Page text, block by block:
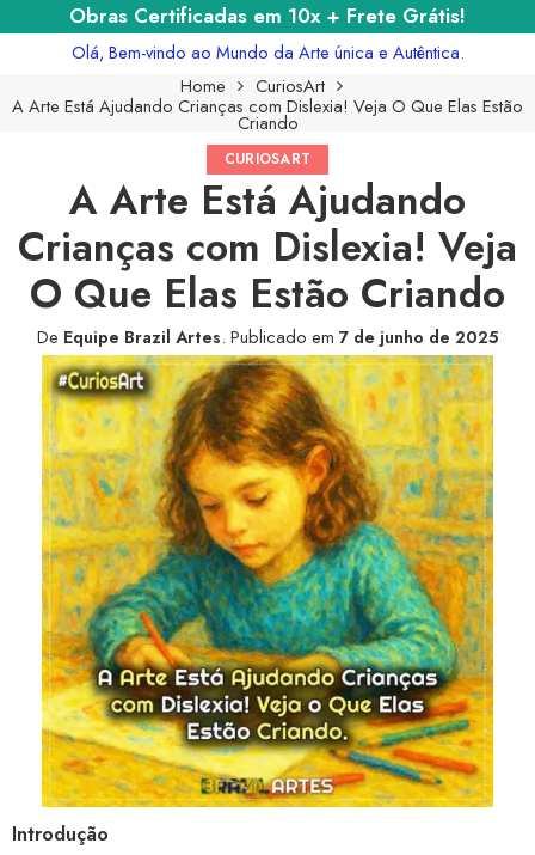
Obras Certificadas em 10x + Frete Grátis!
Olá, Bem-vindo ao Mundo da Arte única e Autêntica.
Home
CuriosArt
A Arte Está Ajudando Crianças com Dislexia! Veja O Que Elas Estão
Criando
CURIOSART
A Arte Está Ajudando
Crianças com Dislexia! Veja
O Que Elas Estão Criando
De Equipe Brazil Artes. Publicado em 7 de junho de 2025
Introdução